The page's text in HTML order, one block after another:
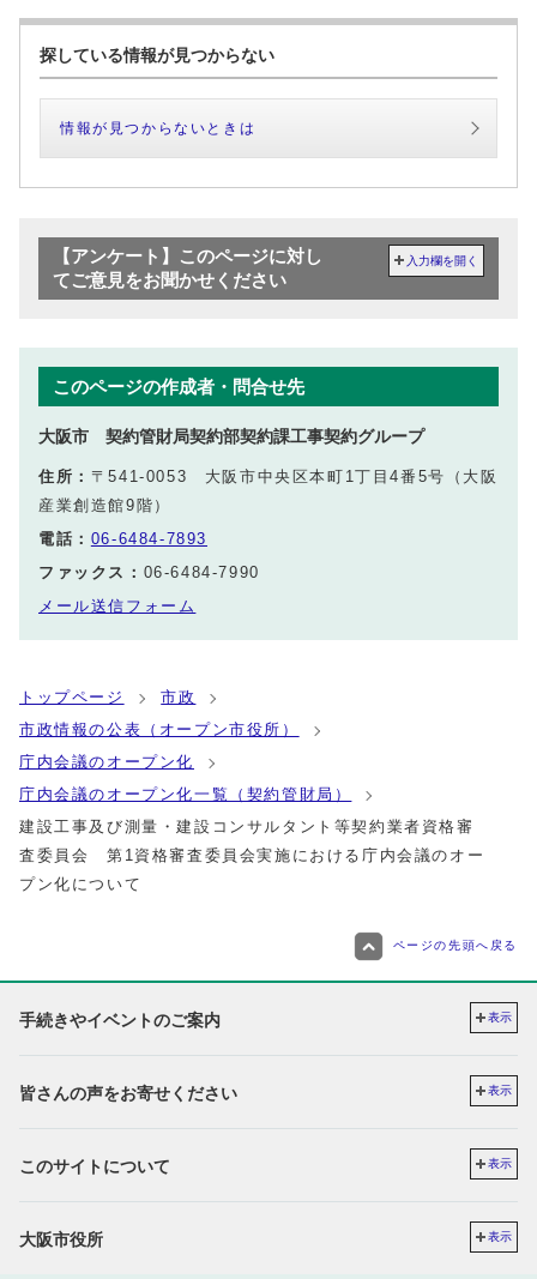
探している情報が見つからない
情報が見つからないときは
【アンケート】このページに対し
てご意見をお聞かせください
入力欄を開く
このページの作成者・問合せ先
大阪市 契約管財局契約部契約課工事契約グループ
住所： 〒541-0053 大阪市中央区本町1丁目4番5号（大阪
産業創造館9階）
電話： 06-6484-7893
ファックス： 06-6484-7990
メール送信フォーム
トップページ
市政
市政情報の公表（オープン市役所）
庁内会議のオープン化
庁内会議のオープン化一覧（契約管財局）
建設工事及び測量・建設コンサルタント等契約業者資格審
査委員会 第1資格審査委員会実施における庁内会議のオー
プン化について
ページの先頭へ戻る
手続きやイベントのご案内 表示
皆さんの声をお寄せください 表示
このサイトについて 表示
大阪市役所 表示